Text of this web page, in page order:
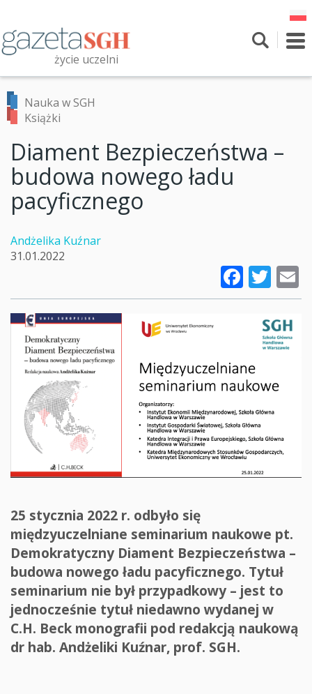
treści
życie uczelni
Przeszukaj witrynę
Nauka w SGH
Książki
Diament Bezpieczeństwa –
budowa nowego ładu
pacyficznego
Andżelika Kuźnar
31.01.2022
25 stycznia 2022 r. odbyło się
międzyuczelniane seminarium naukowe pt.
Demokratyczny Diament Bezpieczeństwa –
budowa nowego ładu pacyficznego. Tytuł
seminarium nie był przypadkowy – jest to
jednocześnie tytuł niedawno wydanej w
C.H. Beck monografii pod redakcją naukową
dr hab. Andżeliki Kuźnar, prof. SGH.